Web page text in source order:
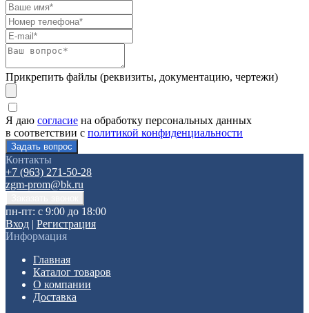
Прикрепить файлы (реквизиты, документацию, чертежи)
Я даю согласие на обработку персональных данных
в соответствии с политикой конфиденциальности
Контакты
+7 (963) 271-50-28
zgm-prom@bk.ru
пн-пт: с 9:00 до 18:00
Вход | Регистрация
Информация
Главная
Каталог товаров
О компании
Доставка